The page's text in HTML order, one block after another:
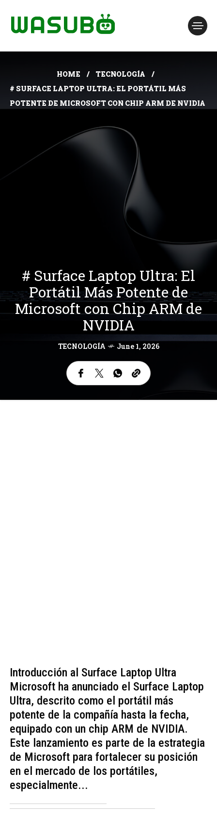
HOME
TECNOLOGÍA
# SURFACE LAPTOP ULTRA: EL PORTÁTIL MÁS
POTENTE DE MICROSOFT CON CHIP ARM DE NVIDIA
# Surface Laptop Ultra: El
Portátil Más Potente de
Microsoft con Chip ARM de
NVIDIA
TECNOLOGÍA June 1, 2026
Introducción al Surface Laptop Ultra
Microsoft ha anunciado el Surface Laptop
Ultra, descrito como el portátil más
potente de la compañía hasta la fecha,
equipado con un chip ARM de NVIDIA.
Este lanzamiento es parte de la estrategia
de Microsoft para fortalecer su posición
en el mercado de los portátiles,
especialmente...